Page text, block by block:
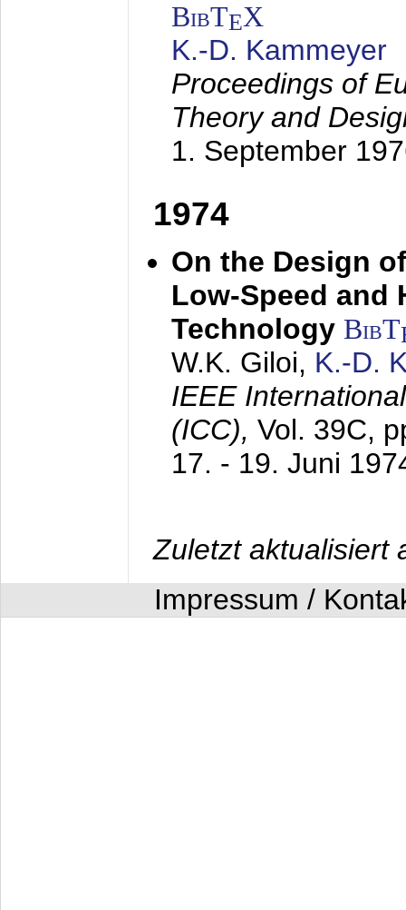
BibTEX
K.-D. Kammeyer
Proceedings of
Theory and
1. September
1974
On the Design
Low-Speed and
Technology BibT
W.K. Giloi, K.-D.
IEEE
(ICC), Vol. 39C,
17. - 19. Juni
Zuletzt aktualisiert
Impressum /